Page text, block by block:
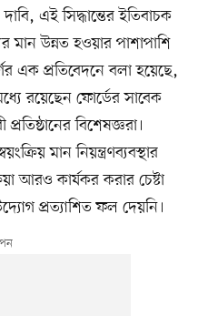
এই সিদ্ধান্তের ইতিবাচক
মান উন্নত হওয়ার পাশাপাশি
এক প্রতিবেদনে বলা হয়েছে,
রয়েছেন ফোর্ডের সাবেক
প্রতিষ্ঠানের বিশেষজ্ঞরা।
মান নিয়ন্ত্রণব্যবস্থার
আরও কার্যকর করার চেষ্টা
প্রত্যাশিত ফল দেয়নি।